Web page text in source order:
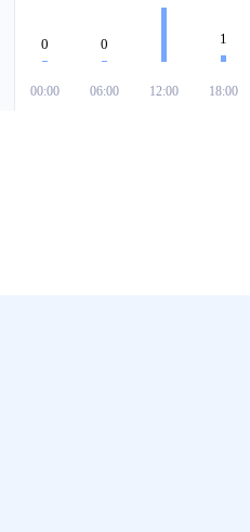
0
00:00
0
06:00 12:00
1
18:00